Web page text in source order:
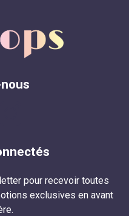
pour recevoir toutes
exclusives en avant